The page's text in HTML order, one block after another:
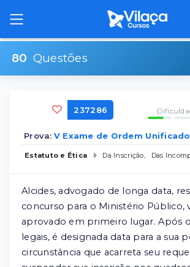
80 Questões
237286
Prova: V Exame de Ordem Unificado
Estatuto e Ética Da Inscrição, Das
Alcides, advogado de longa data,
concurso para o Ministério Público,
aprovado em primeiro lugar. Após
legais, é designada data para a sua
circunstância que acarreta seu